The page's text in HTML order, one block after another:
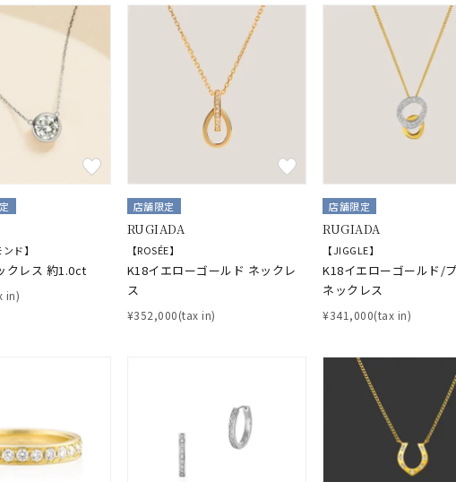
ア ホワイト グリーン イ
マルチカラー
ミニン カジュアル
誕生日
ジュエリー 腕周りジュエリー
ベストセレクション
オンラインショップ限定
¥400,000
ド】
クレス 約1.0ct
in)
店舗限定
RUGIADA
【ROSÉE】
K18イエローゴールド ネックレ
ス
¥352,000(tax in)
店舗限定
RUGIADA
【JIGGLE】
K18イエローゴールド/
ネックレス
¥341,000(tax in)